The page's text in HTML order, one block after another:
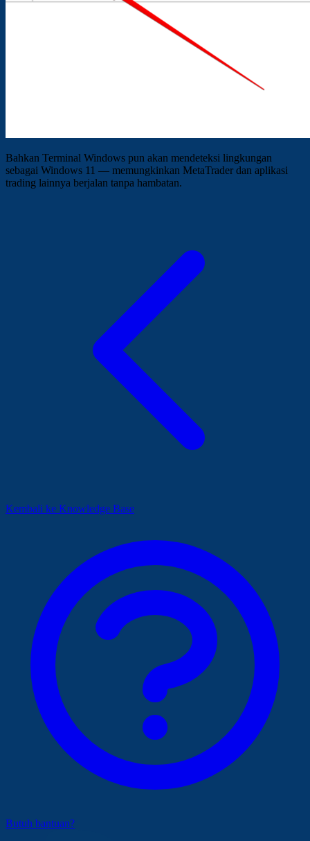
Bahkan Terminal Windows pun akan mendeteksi lingkungan
sebagai Windows 11 — memungkinkan MetaTrader dan aplikasi
trading lainnya berjalan tanpa hambatan.
Kembali ke Knowledge Base
Butuh bantuan?